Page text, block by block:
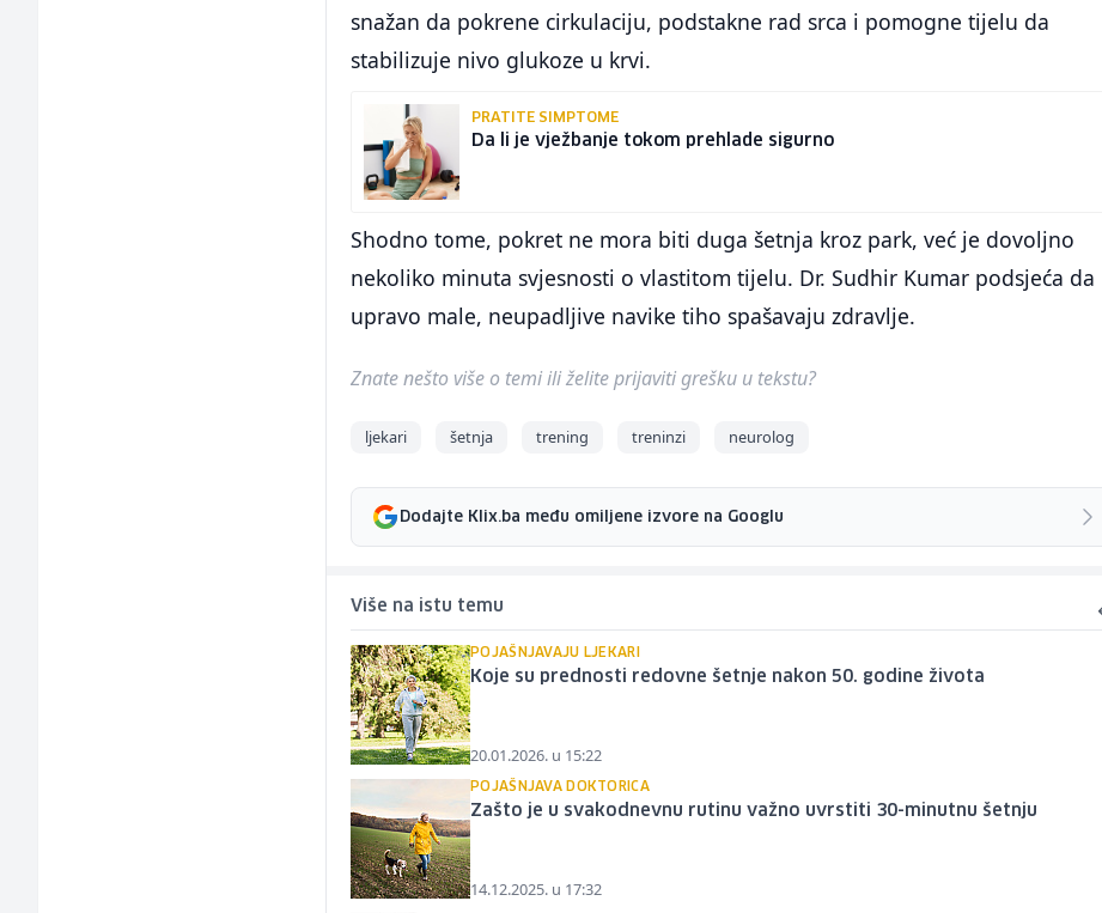
snažan da pokrene cirkulaciju, podstakne rad srca i pomogne tijelu da
stabilizuje nivo glukoze u krvi.
PRATITE SIMPTOME
Da li je vježbanje tokom prehlade sigurno
Shodno tome, pokret ne mora biti duga šetnja kroz park, već je dovoljno
nekoliko minuta svjesnosti o vlastitom tijelu. Dr. Sudhir Kumar podsjeća da
upravo male, neupadljive navike tiho spašavaju zdravlje.
Znate nešto više o temi ili želite prijaviti grešku u tekstu?
ljekari šetnja trening treninzi neurolog
Dodajte Klix.ba među omiljene izvore na Googlu
Više na istu temu
POJAŠNJAVAJU LJEKARI
Koje su prednosti redovne šetnje nakon 50. godine života
20.01.2026. u 15:22
POJAŠNJAVA DOKTORICA
Zašto je u svakodnevnu rutinu važno uvrstiti 30-minutnu šetnju
14.12.2025. u 17:32